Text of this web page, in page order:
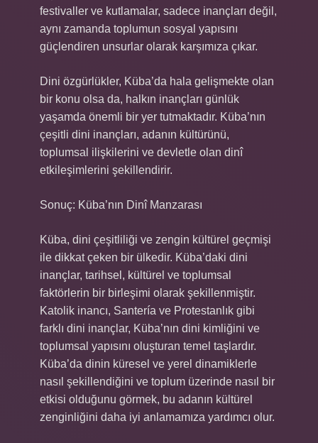
festivaller ve kutlamalar, sadece inançları değil,
aynı zamanda toplumun sosyal yapısını
güçlendiren unsurlar olarak karşımıza çıkar.
Dini özgürlükler, Küba’da hala gelişmekte olan
bir konu olsa da, halkın inançları günlük
yaşamda önemli bir yer tutmaktadır. Küba’nın
çeşitli dini inançları, adanın kültürünü,
toplumsal ilişkilerini ve devletle olan dinî
etkileşimlerini şekillendirir.
Sonuç: Küba’nın Dinî Manzarası
Küba, dini çeşitliliği ve zengin kültürel geçmişi
ile dikkat çeken bir ülkedir. Küba’daki dini
inançlar, tarihsel, kültürel ve toplumsal
faktörlerin bir birleşimi olarak şekillenmiştir.
Katolik inancı, Santería ve Protestanlık gibi
farklı dini inançlar, Küba’nın dini kimliğini ve
toplumsal yapısını oluşturan temel taşlardır.
Küba’da dinin küresel ve yerel dinamiklerle
nasıl şekillendiğini ve toplum üzerinde nasıl bir
etkisi olduğunu görmek, bu adanın kültürel
zenginliğini daha iyi anlamamıza yardımcı olur.